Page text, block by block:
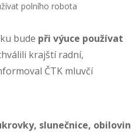
bude při výuce používat
krajští radní,
ČTK mluvčí
slunečnice, obilovin